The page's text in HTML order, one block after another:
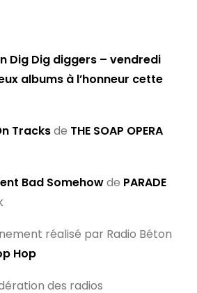
Dig Dig diggers – vendredi
albums à l’honneur cette
Tracksde THE SOAP OPERA
Bad Somehowde PARADE
réalisé par Radio Béton
Hop
des radios